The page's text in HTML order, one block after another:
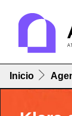
Inicio